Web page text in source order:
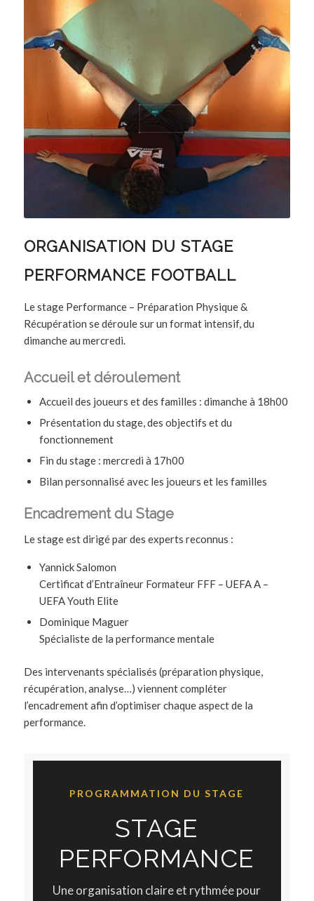
ORGANISATION DU STAGE
PERFORMANCE FOOTBALL
Le stage Performance – Préparation Physique &
Récupération se déroule sur un format intensif, du
dimanche au mercredi.
Accueil et déroulement
Accueil des joueurs et des familles : dimanche à 18h00
Présentation du stage, des objectifs et du
fonctionnement
Fin du stage : mercredi à 17h00
Bilan personnalisé avec les joueurs et les familles
Encadrement du Stage
Le stage est dirigé par des experts reconnus :
Yannick Salomon
Certificat d’Entraîneur Formateur FFF – UEFA A –
UEFA Youth Elite
Dominique Maguer
Spécialiste de la performance mentale
Des intervenants spécialisés (préparation physique,
récupération, analyse…) viennent compléter
l’encadrement afin d’optimiser chaque aspect de la
performance.
PROGRAMMATION DU STAGE
STAGE
PERFORMANCE
Une organisation claire et rythmée pour